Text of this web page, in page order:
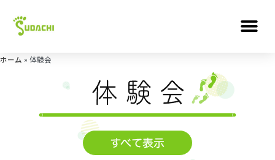
ホーム » 体験会